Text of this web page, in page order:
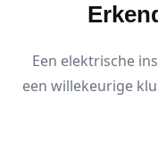
Een elektrische
een willekeurige